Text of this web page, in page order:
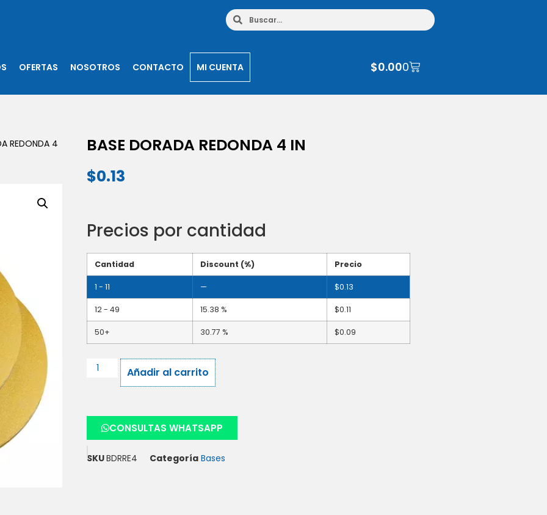
OFERTAS NOSOTROS CONTACTO MI CUENTA $0.000
REDONDA 4
BASE DORADA REDONDA 4 IN
$0.13
Precios por cantidad
Cantidad Discount (%) Precio
1 - 11 — $0.13
12 - 49 15.38 % $0.11
50+ 30.77 % $0.09
Añadir al carrito
CONSULTAS WHATSAPP
SKUBDRRE4 Categoría Bases